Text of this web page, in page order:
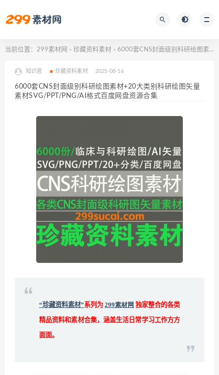
当前位置： 299素材网 > 珍藏资料素材 > 6000套CNS封面级别科研绘图素材+20大类别科研绘图矢量素材SVG/PPT/PNG/AI格式百度网盘资源合集
知识君 珍藏资料素材 2025-08-16
6000套CNS封面级别科研绘图素材+20大类别科研绘图矢量
素材SVG/PPT/PNG/AI格式百度网盘资源合集
“珍藏资料素材”系列为 299素材网 独家整合的各类
精品资料和素材合集，涵盖生活日常学习工作方方
面面。